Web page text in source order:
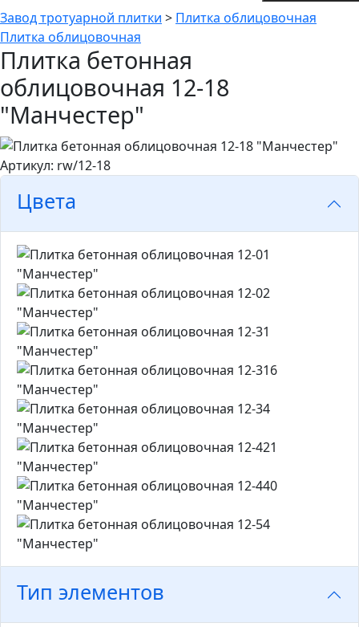
Завод тротуарной плитки > Плитка облицовочная
Плитка облицовочная
Плитка бетонная
облицовочная 12-18
"Манчестер"
Артикул: rw/12-18
Цвета
Тип элементов